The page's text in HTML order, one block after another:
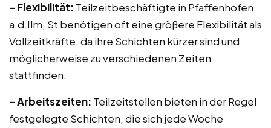
– Flexibilität: Teilzeitbeschäftigte in Pfaffenhofen
a.d.Ilm, St benötigen oft eine größere Flexibilität als
Vollzeitkräfte, da ihre Schichten kürzer sind und
möglicherweise zu verschiedenen Zeiten
stattfinden.
– Arbeitszeiten: Teilzeitstellen bieten in der Regel
festgelegte Schichten, die sich jede Woche